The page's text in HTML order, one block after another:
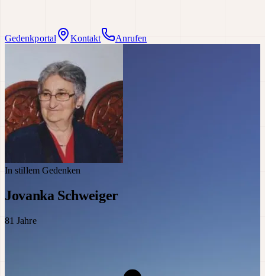
Gedenkportal Kontakt Anrufen
In stillem Gedenken
Jovanka Schweiger
81 Jahre